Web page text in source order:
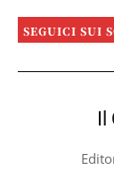
SEGUICI SUI
Il